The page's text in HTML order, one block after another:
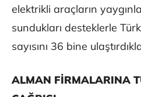
elektrikli araçların
sundukları desteklerle
sayısını 36 bine
ALMAN FİRMALARINA